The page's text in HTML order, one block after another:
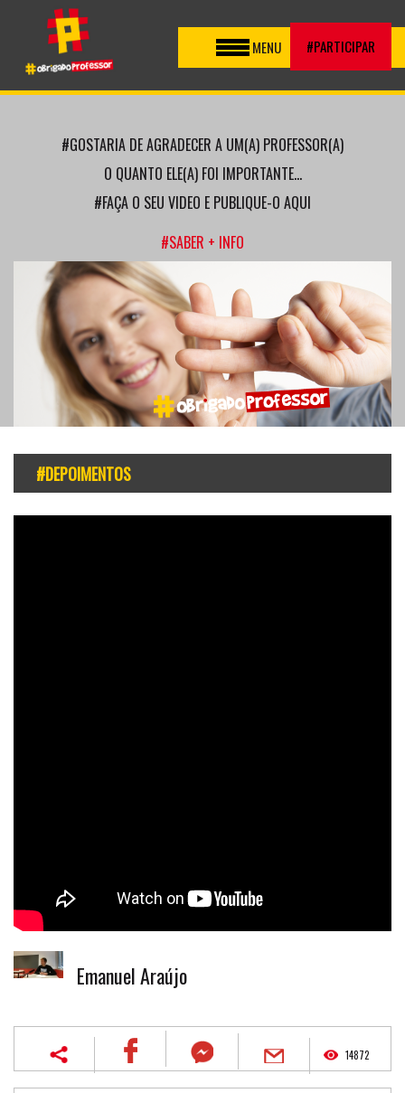
#PARTICIPAR
Toggle
navigation
MENU
#GOSTARIA DE AGRADECER A UM(A) PROFESSOR(A)
O QUANTO ELE(A) FOI IMPORTANTE...
#FAÇA O SEU VIDEO E PUBLIQUE-O AQUI
#SABER + INFO
#DEPOIMENTOS
Emanuel Araújo
14872